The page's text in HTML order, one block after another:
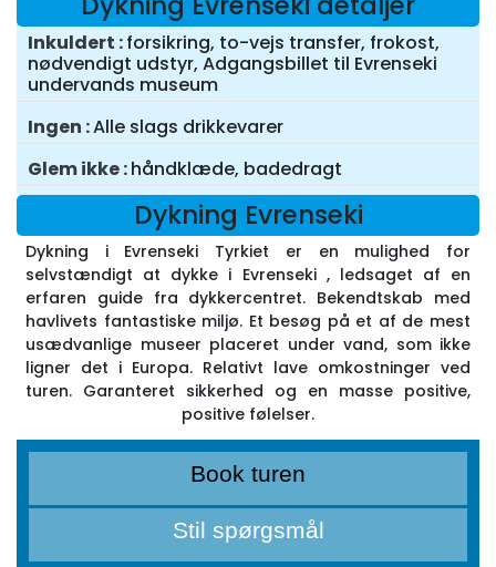
Inkuldert forsikring, to-vejs transfer, frokost,
nødvendigt udstyr, Adgangsbillet til Evrenseki
undervands museum
Ingen Alle slags drikkevarer
Glem ikke håndklæde, badedragt
Dykning Evrenseki
Dykning i Evrenseki Tyrkiet er en mulighed for
selvstændigt at dykke i Evrenseki , ledsaget af en
erfaren guide fra dykkercentret. Bekendtskab med
havlivets fantastiske miljø. Et besøg på et af de mest
usædvanlige museer placeret under vand, som ikke
ligner det i Europa. Relativt lave omkostninger ved
turen. Garanteret sikkerhed og en masse positive,
positive følelser.
Book turen
Stil spørgsmål